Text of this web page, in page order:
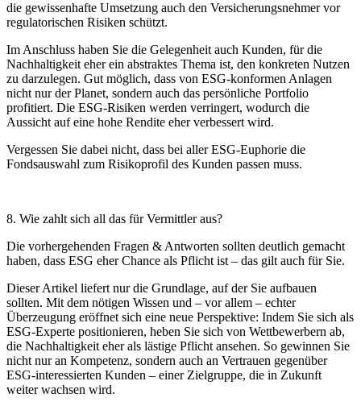
die gewissenhafte Umsetzung auch den Versicherungsnehmer vor
regulatorischen Risiken schützt.
Im Anschluss haben Sie die Gelegenheit auch Kunden, für die
Nachhaltigkeit eher ein abstraktes Thema ist, den konkreten Nutzen
zu darzulegen. Gut möglich, dass von ESG-konformen Anlagen
nicht nur der Planet, sondern auch das persönliche Portfolio
profitiert. Die ESG-Risiken werden verringert, wodurch die
Aussicht auf eine hohe Rendite eher verbessert wird.
Vergessen Sie dabei nicht, dass bei aller ESG-Euphorie die
Fondsauswahl zum Risikoprofil des Kunden passen muss.
8. Wie zahlt sich all das für Vermittler aus?
Die vorhergehenden Fragen & Antworten sollten deutlich gemacht
haben, dass ESG eher Chance als Pflicht ist – das gilt auch für Sie.
Dieser Artikel liefert nur die Grundlage, auf der Sie aufbauen
sollten. Mit dem nötigen Wissen und – vor allem – echter
Überzeugung eröffnet sich eine neue Perspektive: Indem Sie sich als
ESG-Experte positionieren, heben Sie sich von Wettbewerbern ab,
die Nachhaltigkeit eher als lästige Pflicht ansehen. So gewinnen Sie
nicht nur an Kompetenz, sondern auch an Vertrauen gegenüber
ESG-interessierten Kunden – einer Zielgruppe, die in Zukunft
weiter wachsen wird.